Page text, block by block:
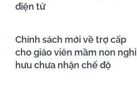
điện tử
Chính sách mới về trợ cấp
cho giáo viên mầm non nghỉ
hưu chưa nhận chế độ